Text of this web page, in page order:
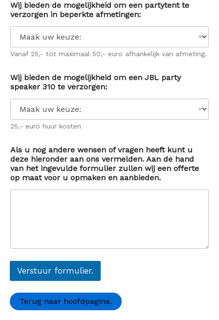
Wij bieden de mogelijkheid om een partytent te
verzorgen in beperkte afmetingen:
Vanaf 25,- tot maximaal 50,- euro afhankelijk van afmeting.
Wij bieden de mogelijkheid om een JBL party
speaker 310 te verzorgen:
25,- euro huur kosten
Als u nog andere wensen of vragen heeft kunt u
deze hieronder aan ons vermelden. Aan de hand
van het ingevulde formulier zullen wij een offerte
op maat voor u opmaken en aanbieden.
Verstuur formulier.
Terug naar hoofdpagina.